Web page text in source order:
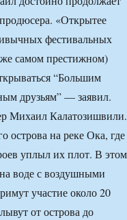
«Открытее
фестивальных
самом престижном)
“Большим
друзьям” — заявил.
Михаил Калатозишвили.
острова на реке Ока, где
уплыл их плот. В этом
воде с воздушными
участие около 20
от острова до